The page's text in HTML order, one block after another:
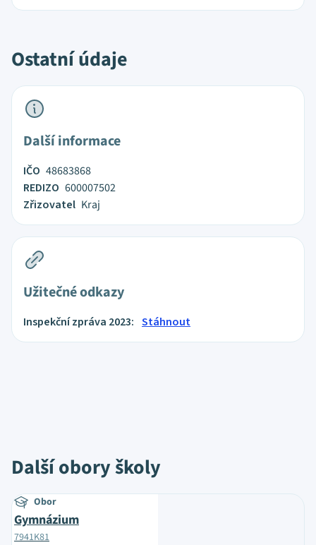
Ostatní údaje
Další informace
IČO 48683868
REDIZO 600007502
Zřizovatel Kraj
Užitečné odkazy
Inspekční zpráva 2023: Stáhnout
Další obory školy
Obor
Gymnázium
7941K81